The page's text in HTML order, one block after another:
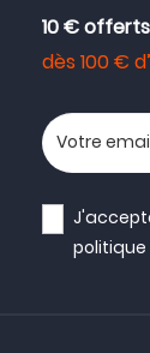
10 € offerts
dès 100 €
Votre